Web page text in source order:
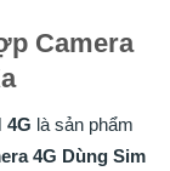
Camera
4G là sản phẩm
4G Dùng Sim